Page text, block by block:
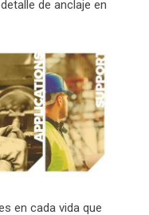
de anclaje en
en cada vida que